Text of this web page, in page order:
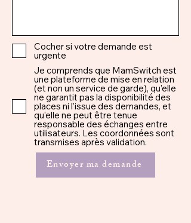
Cocher si votre demande est
urgente
Je comprends que MamSwitch est
une plateforme de mise en relation
(et non un service de garde), qu’elle
ne garantit pas la disponibilité des
places ni l’issue des demandes, et
qu’elle ne peut être tenue
responsable des échanges entre
utilisateurs. Les coordonnées sont
transmises après validation.
Envoyer ma demande